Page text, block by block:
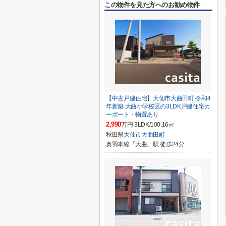
この物件を見た方へのお勧め物件
【中古戸建住宅】大仙市大曲田町 令和4
年新築 大曲小学校区の3LDK戸建住宅カ
ーポート・物置あり
2,990万円 3LDK/100.16㎡
秋田県大仙市大曲田町
奥羽本線「大曲」駅 徒歩24分